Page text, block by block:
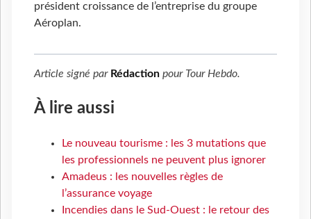
président croissance de l’entreprise du groupe
Aéroplan.
Article signé par Rédaction pour Tour Hebdo.
À lire aussi
Le nouveau tourisme : les 3 mutations que
les professionnels ne peuvent plus ignorer
Amadeus : les nouvelles règles de
l’assurance voyage
Incendies dans le Sud-Ouest : le retour des